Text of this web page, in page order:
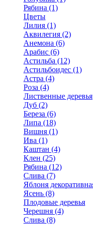
Рябина (1)
Цветы
Лилия (1)
Аквилегия (2)
Анемона (6)
Арабис (6)
Астильба (12)
Астильбоидес (1)
Астра (4)
Роза (4)
Лиственные деревья
Дуб (2)
Береза (6)
Липа (18)
Вишня (1)
Ива (1)
Каштан (4)
Клен (25)
Рябина (12)
Слива (7)
Яблоня
Ясень (8)
Плодовые деревья
Черешня (4)
Слива (8)